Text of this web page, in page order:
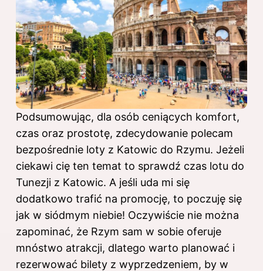
Podsumowując, dla osób ceniących komfort,
czas oraz prostotę, zdecydowanie polecam
bezpośrednie loty z Katowic do Rzymu. Jeżeli
ciekawi cię ten temat to sprawdź czas lotu do
Tunezji z Katowic. A jeśli uda mi się
dodatkowo trafić na promocję, to poczuję się
jak w siódmym niebie! Oczywiście nie można
zapominać, że Rzym sam w sobie oferuje
mnóstwo atrakcji, dlatego warto planować i
rezerwować bilety z wyprzedzeniem, by w